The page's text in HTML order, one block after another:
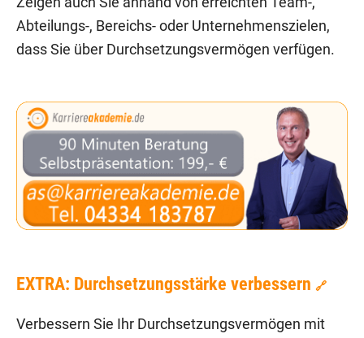
Abteilungs-, Bereichs- oder Unternehmenszielen,
dass Sie über Durchsetzungsvermögen verfügen.
EXTRA: Durchsetzungsstärke verbessern 🔗
Verbessern Sie Ihr Durchsetzungsvermögen mit